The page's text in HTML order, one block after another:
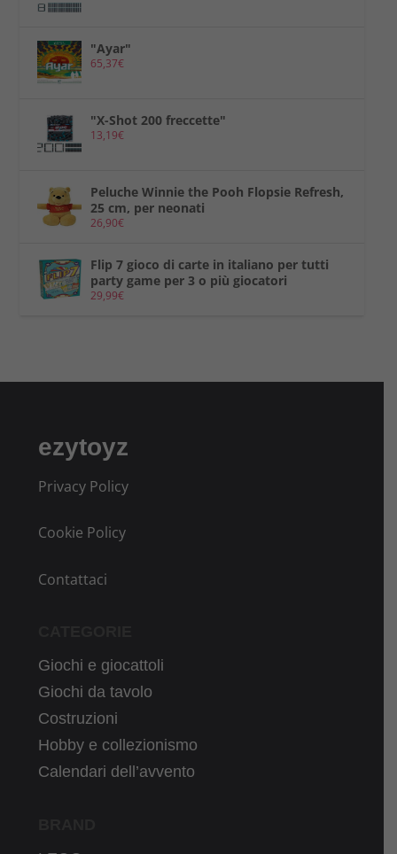
"Ayar"
65,37€
"X-Shot 200 freccette"
13,19€
Peluche Winnie the Pooh Flopsie Refresh,
25 cm, per neonati
26,90€
Flip 7 gioco di carte in italiano per tutti
party game per 3 o più giocatori
29,99€
ezytoyz
Privacy Policy
Cookie Policy
Contattaci
Giochi e giocattoli
Giochi da tavolo
Costruzioni
Hobby e collezionismo
Calendari dell’avvento